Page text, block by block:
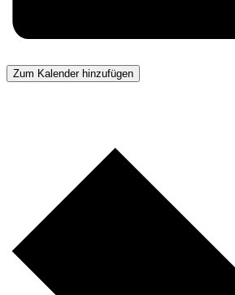
Zum Kalender hinzufügen